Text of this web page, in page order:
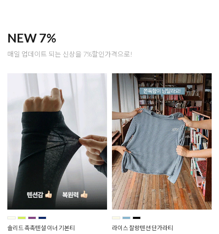
NEW 7%
매일 업데이트 되는 신상을 7%할인가격으로!
솔리드 촉촉텐셜 이너 기본티 라이스 찰랑텐션 단가라티